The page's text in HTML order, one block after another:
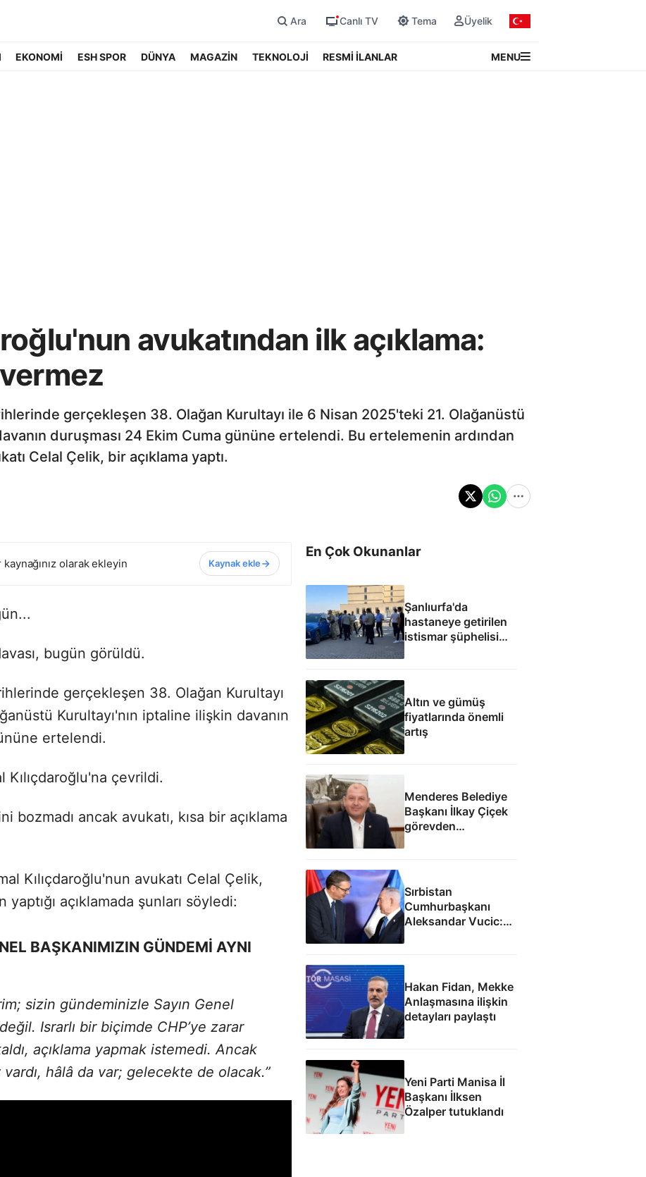
Ara Canlı TV Tema Üyelik
EKONOMİ ESH SPOR DÜNYA MAGAZİN TEKNOLOJİ RESMİ İLANLAR MENU
avukatından ilk açıklama:
gerçekleşen 38. Olağan Kurultayı ile 6 Nisan 2025'teki 21. Olağanüstü
duruşması 24 Ekim Cuma gününe ertelendi. Bu ertelemenin ardından
Celal Çelik, bir açıklama yaptı.
olarak ekleyin Kaynak ekle
bugün görüldü.
gerçekleşen 38. Olağan Kurultayı
Kurultayı'nın iptaline ilişkin davanın
ertelendi.
çevrildi.
bozmadı ancak avukatı, kısa bir açıklama
Kılıçdaroğlu'nun avukatı Celal Çelik,
açıklamada şunları söyledi:
BAŞKANIMIZIN GÜNDEMİ AYNI
sizin gündeminizle Sayın Genel
Israrlı bir biçimde CHP’ye zarar
açıklama yapmak istemedi. Ancak
hâlâ da var; gelecekte de olacak.”
En Çok Okunanlar
Şanlıurfa'da
hastaneye getirilen
istismar şüphelisi
silahlı saldırıda
Altın ve gümüş
fiyatlarında önemli
artış
Menderes Belediye
Başkanı İlkay Çiçek
görevden
Sırbistan
Cumhurbaşkanı
Aleksandar Vucic:
İsrail ile SİHA
Hakan Fidan, Mekke
Anlaşmasına ilişkin
detayları paylaştı
Yeni Parti Manisa İl
Başkanı İlksen
Özalper tutuklandı